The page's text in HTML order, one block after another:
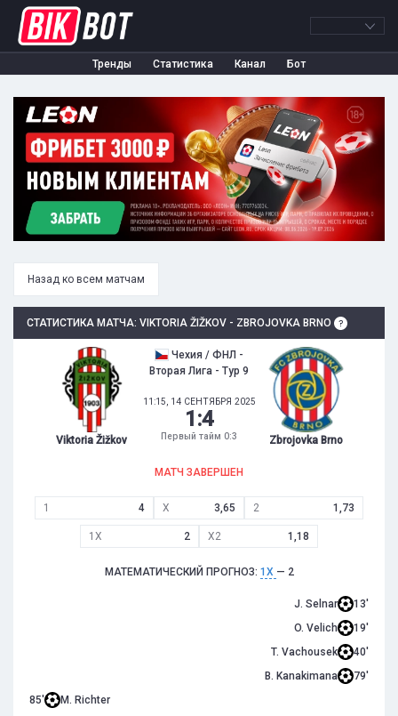
Тренды Статистика Канал Бот
Назад ко всем матчам
СТАТИСТИКА МАТЧА: VIKTORIA ŽIŽKOV - ZBROJOVKA BRNO
Viktoria Žižkov
Чехия / ФНЛ -
Вторая Лига - Тур 9
11:15, 14 СЕНТЯБРЯ 2025
1 :4
Первый тайм 0:3 Zbrojovka Brno
МАТЧ ЗАВЕРШЕН
1 4 X 3,65 2 1,73
1X 2 X2 1,18
МАТЕМАТИЧЕСКИЙ ПРОГНОЗ: 1X — 2
J. Selnar
13'
O. Velich
19'
T. Vachousek
40'
B. Kanakimana
79'
85'
M. Richter